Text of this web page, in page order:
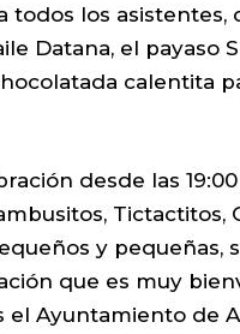
todos los
Datana, el payaso
calentita
desde las
Tictactitos,
y pequeñas,
que es muy
el Ayuntamiento de